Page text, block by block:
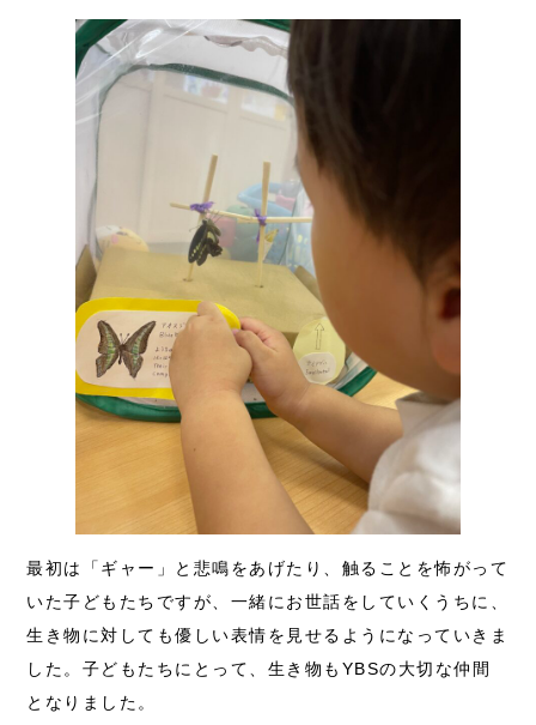
最初は「ギャー」と悲鳴をあげたり、触ることを怖がって
いた子どもたちですが、一緒にお世話をしていくうちに、
生き物に対しても優しい表情を見せるようになっていきま
した。子どもたちにとって、生き物もYBSの大切な仲間
となりました。